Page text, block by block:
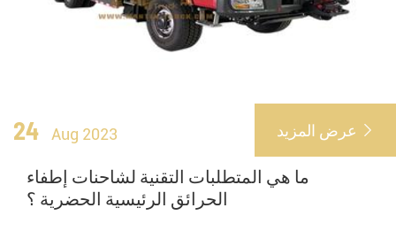
24 Aug 2023 عرض المزيد 
ما هي المتطلبات التقنية لشاحنات إطفاء
الحرائق الرئيسية الحضرية ؟